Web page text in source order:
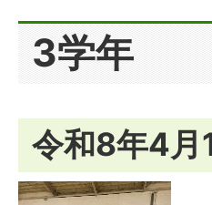
3学年
令和8年4月